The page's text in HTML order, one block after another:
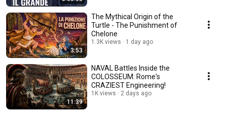
3:53
The Mythical Origin of the
Turtle - The Punishment of
Chelone
1.3K views 1 day ago
11:39
NAVAL Battles Inside the
COLOSSEUM: Rome's
CRAZIEST Engineering!
1K views 2 days ago